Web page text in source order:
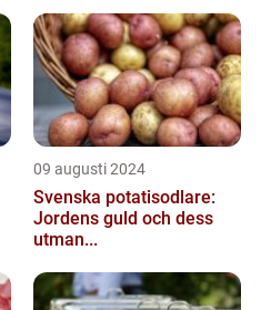
09 augusti 2024
Svenska potatisodlare:
Jordens guld och dess
utman...